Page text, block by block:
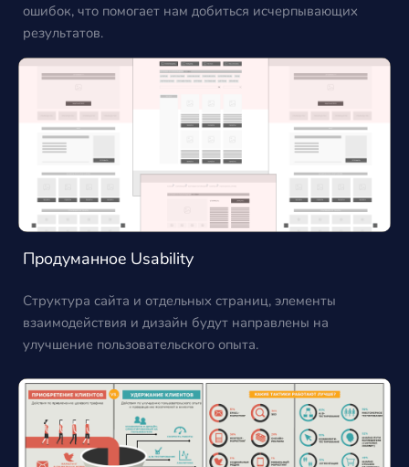
ошибок, что помогает нам добиться исчерпывающих
результатов.
Продуманное Usability
Структура сайта и отдельных страниц, элементы
взаимодействия и дизайн будут направлены на
улучшение пользовательского опыта.